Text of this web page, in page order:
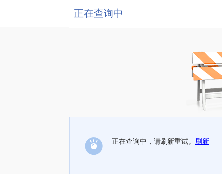
正在查询中
正在查询中，请刷新重试。 刷新